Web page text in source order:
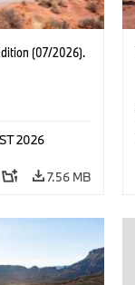
(07/2026).
2026
7.56 MB